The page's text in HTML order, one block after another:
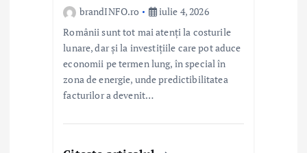
brandINFO.ro
iulie 4, 2026
Românii sunt tot mai atenți la costurile
lunare, dar și la investițiile care pot aduce
economii pe termen lung, în special în
zona de energie, unde predictibilitatea
facturilor a devenit…